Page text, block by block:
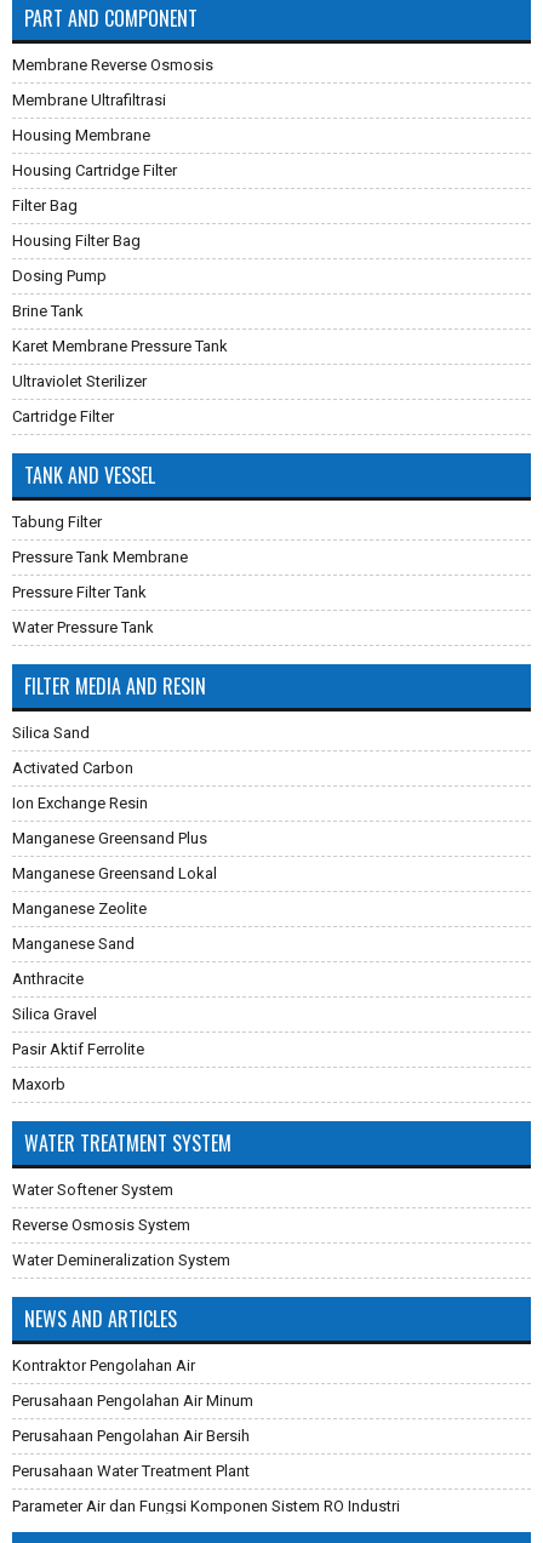
PART AND COMPONENT
Membrane Reverse Osmosis
Membrane Ultrafiltrasi
Housing Membrane
Housing Cartridge Filter
Filter Bag
Housing Filter Bag
Dosing Pump
Brine Tank
Karet Membrane Pressure Tank
Ultraviolet Sterilizer
Cartridge Filter
TANK AND VESSEL
Tabung Filter
Pressure Tank Membrane
Pressure Filter Tank
Water Pressure Tank
FILTER MEDIA AND RESIN
Silica Sand
Activated Carbon
Ion Exchange Resin
Manganese Greensand Plus
Manganese Greensand Lokal
Manganese Zeolite
Manganese Sand
Anthracite
Silica Gravel
Pasir Aktif Ferrolite
Maxorb
WATER TREATMENT SYSTEM
Water Softener System
Reverse Osmosis System
Water Demineralization System
NEWS AND ARTICLES
Kontraktor Pengolahan Air
Perusahaan Pengolahan Air Minum
Perusahaan Pengolahan Air Bersih
Perusahaan Water Treatment Plant
Parameter Air dan Fungsi Komponen Sistem RO Industri